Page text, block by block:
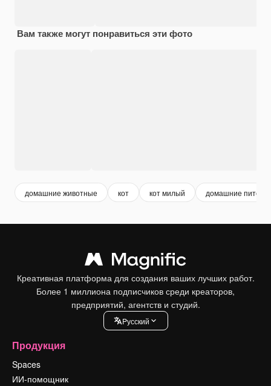
Вам также могут понравиться эти фото
домашние животные кот кот милый домашние
Креативная платформа для создания ваших лучших работ.
Более 1 миллиона подписчиков среди креаторов,
предприятий, агентств и студий.
Pусский
Продукция
Spaces
ИИ-помощник